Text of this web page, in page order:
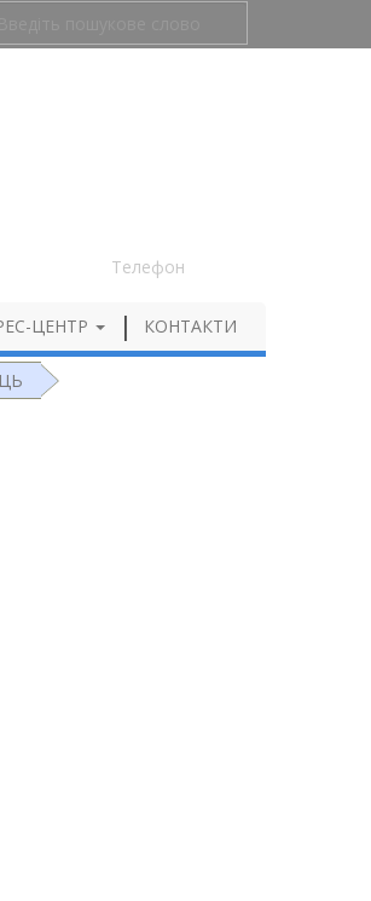
Телефон
ЦЕНТР КОНТАКТИ